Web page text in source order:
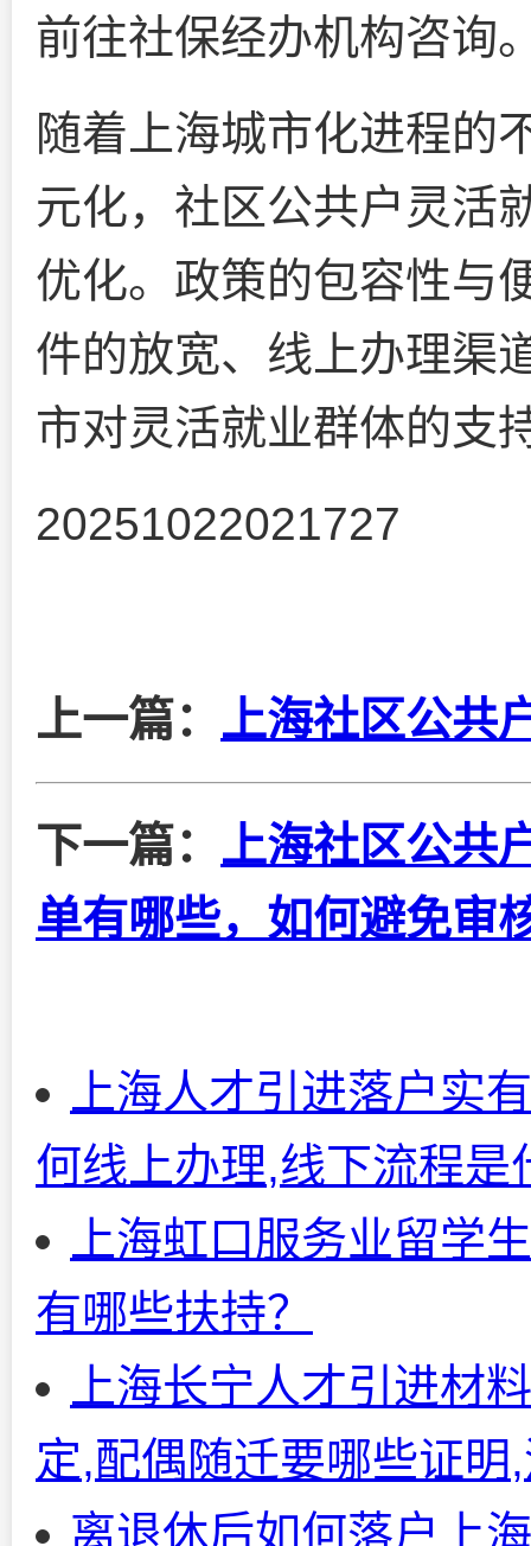
前往社保经办机构咨询
随着上海城市化进程的
元化，社区公共户灵活
优化。政策的包容性与
件的放宽、线上办理渠
市对灵活就业群体的支
20251022021727
上一篇： 上海社区公共
下一篇： 上海社区公共
单有哪些，如何避免审
上海人才引进落户实
何线上办理,线下流程是
上海虹口服务业留学
有哪些扶持？
上海长宁人才引进材
定,配偶随迁要哪些证明
离退休后如何落户上